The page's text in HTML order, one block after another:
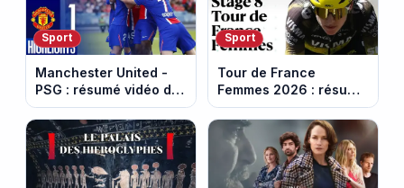
Sport
Manchester United -
PSG : résumé vidéo du
match amical du 8 août
2026
Sport
Tour de France
Femmes 2026 : résumé
vidéo de la 9e étape
entre Sisteron et Nice